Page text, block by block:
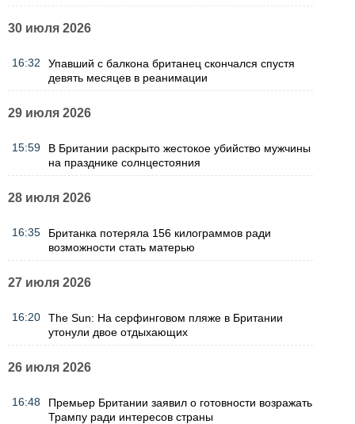
30 июля 2026
16:32
Упавший с балкона британец скончался спустя
девять месяцев в реанимации
29 июля 2026
15:59
В Британии раскрыто жестокое убийство мужчины
на празднике солнцестояния
28 июля 2026
16:35
Британка потеряла 156 килограммов ради
возможности стать матерью
27 июля 2026
16:20
The Sun: На серфинговом пляже в Британии
утонули двое отдыхающих
26 июля 2026
16:48
Премьер Британии заявил о готовности возражать
Трампу ради интересов страны